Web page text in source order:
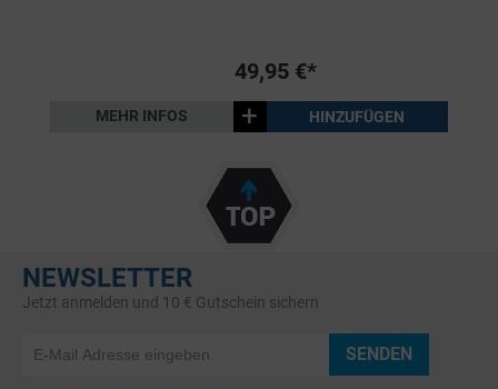
49,95 €*
MEHR INFOS + HINZUFÜGEN
NEWSLETTER
Jetzt anmelden und 10 € Gutschein sichern
SENDEN